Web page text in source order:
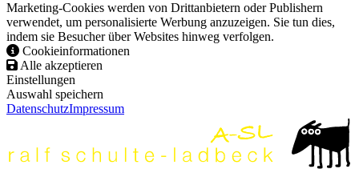
Marketing-Cookies werden von Drittanbietern oder Publishern
verwendet, um personalisierte Werbung anzuzeigen. Sie tun dies,
indem sie Besucher über Websites hinweg verfolgen.
Cookieinformationen
Alle akzeptieren
Einstellungen
Auswahl speichern
DatenschutzImpressum